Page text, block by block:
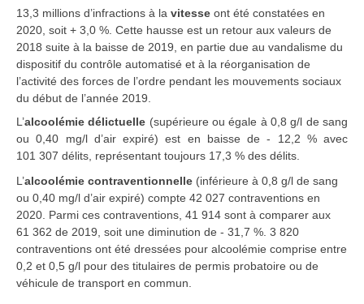
13,3 millions d’infractions à la vitesse ont été constatées en
2020, soit + 3,0 %. Cette hausse est un retour aux valeurs de
2018 suite à la baisse de 2019, en partie due au vandalisme du
dispositif du contrôle automatisé et à la réorganisation de
l’activité des forces de l’ordre pendant les mouvements sociaux
du début de l’année 2019.
L’alcoolémie délictuelle (supérieure ou égale à 0,8 g/l de sang
ou 0,40 mg/l d’air expiré) est en baisse de - 12,2 % avec
101 307 délits, représentant toujours 17,3 % des délits.
L’alcoolémie contraventionnelle (inférieure à 0,8 g/l de sang
ou 0,40 mg/l d’air expiré) compte 42 027 contraventions en
2020. Parmi ces contraventions, 41 914 sont à comparer aux
61 362 de 2019, soit une diminution de - 31,7 %. 3 820
contraventions ont été dressées pour alcoolémie comprise entre
0,2 et 0,5 g/l pour des titulaires de permis probatoire ou de
véhicule de transport en commun.